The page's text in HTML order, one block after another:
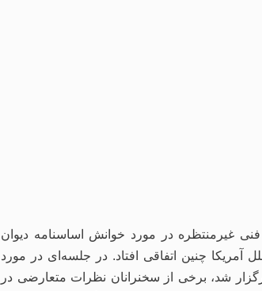
غیرمنتظره در مورد خوانش اساسنامه دیوان
آمریکا چنین اتفاقی افتاد. در جلسه‌ای در مورد
چندجانبه نزد دیوان بین‌المللی دادگستری که در 31 مارس 2023 برگزار شد، برخی از سخنرانان نظرات متعارضی در